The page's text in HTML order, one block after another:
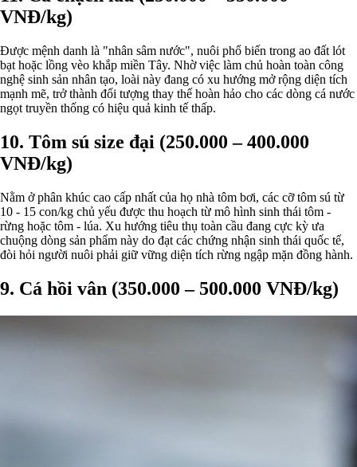
VNĐ/kg)
Được mệnh danh là "nhân sâm nước", nuôi phổ biến trong ao đất lót
bạt hoặc lồng vèo khắp miền Tây. Nhờ việc làm chủ hoàn toàn công
nghệ sinh sản nhân tạo, loài này đang có xu hướng mở rộng diện tích
mạnh mẽ, trở thành đối tượng thay thế hoàn hảo cho các dòng cá nước
ngọt truyền thống có hiệu quả kinh tế thấp.
10. Tôm sú size đại (250.000 – 400.000
VNĐ/kg)
Nằm ở phân khúc cao cấp nhất của họ nhà tôm bơi, các cỡ tôm sú từ
10 - 15 con/kg chủ yếu được thu hoạch từ mô hình sinh thái tôm -
rừng hoặc tôm - lúa. Xu hướng tiêu thụ toàn cầu đang cực kỳ ưa
chuộng dòng sản phẩm này do đạt các chứng nhận sinh thái quốc tế,
đòi hỏi người nuôi phải giữ vững diện tích rừng ngập mặn đồng hành.
9. Cá hồi vân (350.000 – 500.000 VNĐ/kg)